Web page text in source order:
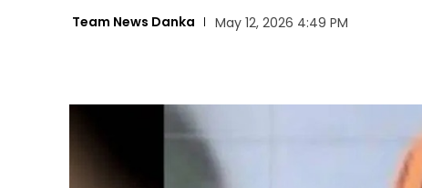
Team News Danka May 12, 2026 4:49 PM